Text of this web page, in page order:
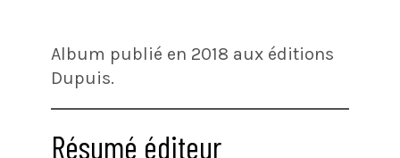
Album publié en 2018 aux éditions
Dupuis.
Résumé éditeur